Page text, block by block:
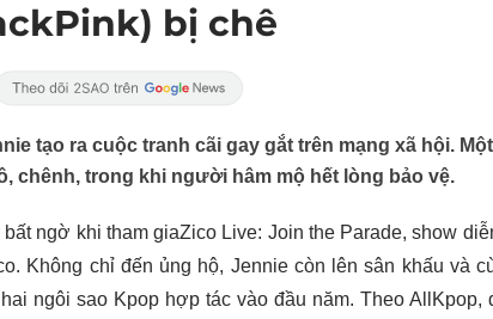
bị chê
tạo ra cuộc tranh cãi gay gắt trên mạng xã hội.
chênh, trong khi người hâm mộ hết lòng bảo vệ.
ngờ khi tham giaZico Live: Join the Parade, show
Không chỉ đến ủng hộ, Jennie còn lên sân khấu và
ngôi sao Kpop hợp tác vào đầu năm. Theo AllKpop,